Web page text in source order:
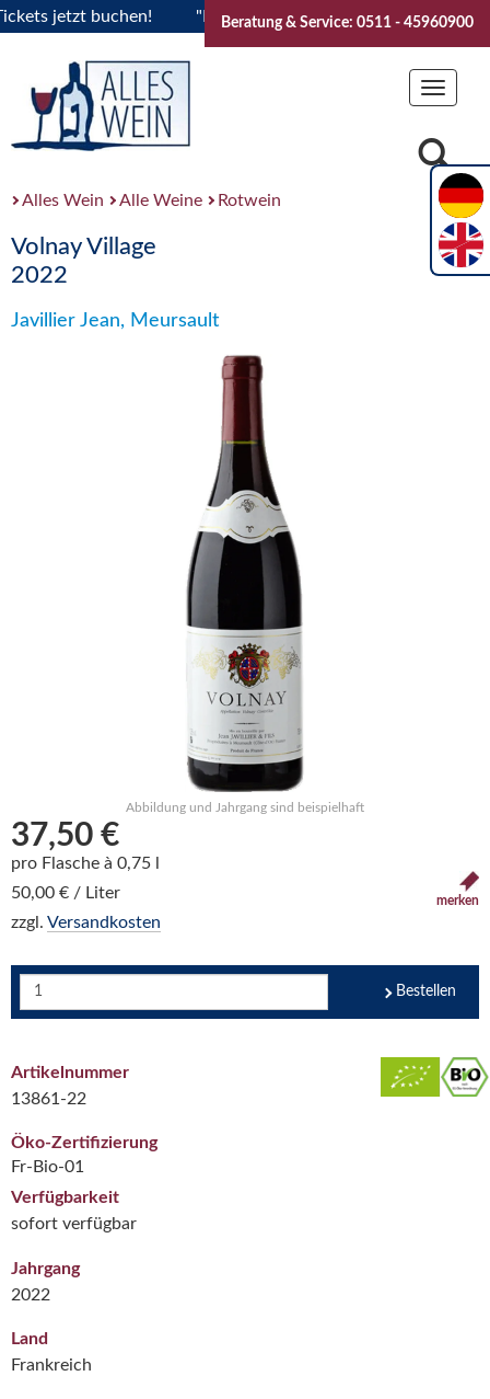
jetzt buchen! "Das Sommerfest 2026" Vive la
Beratung & Service: 0511 - 45960900
Toggle
Alles Wein Alle Weine Rotwein
Volnay Village
2022
Javillier Jean, Meursault
Abbildung und Jahrgang sind beispielhaft
37,50 €
pro Flasche à 0,75 l
50,00 € / Liter
zzgl. Versandkosten
merken
Bestellen
Artikelnummer
13861-22
Öko-Zertifizierung
Fr-Bio-01
Verfügbarkeit
sofort verfügbar
Jahrgang
2022
Land
Frankreich